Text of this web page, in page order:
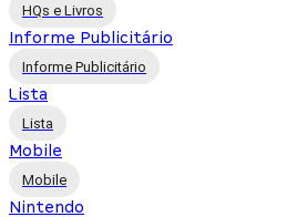
HQs e Livros
Informe Publicitário
Informe Publicitário
Lista
Lista
Mobile
Mobile
Nintendo